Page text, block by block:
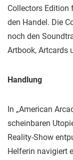
Collectors Edition
den Handel. Die
noch den
Artbook, Artcards
Handlung
In „American
scheinbaren
Reality-Show
Helferin navigiert